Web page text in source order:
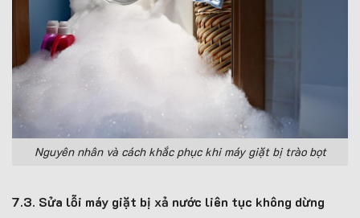
Nguyên nhân và cách khắc phục khi máy giặt bị trào bọt
7.3. Sửa lỗi máy giặt bị xả nước liên tục không dừng